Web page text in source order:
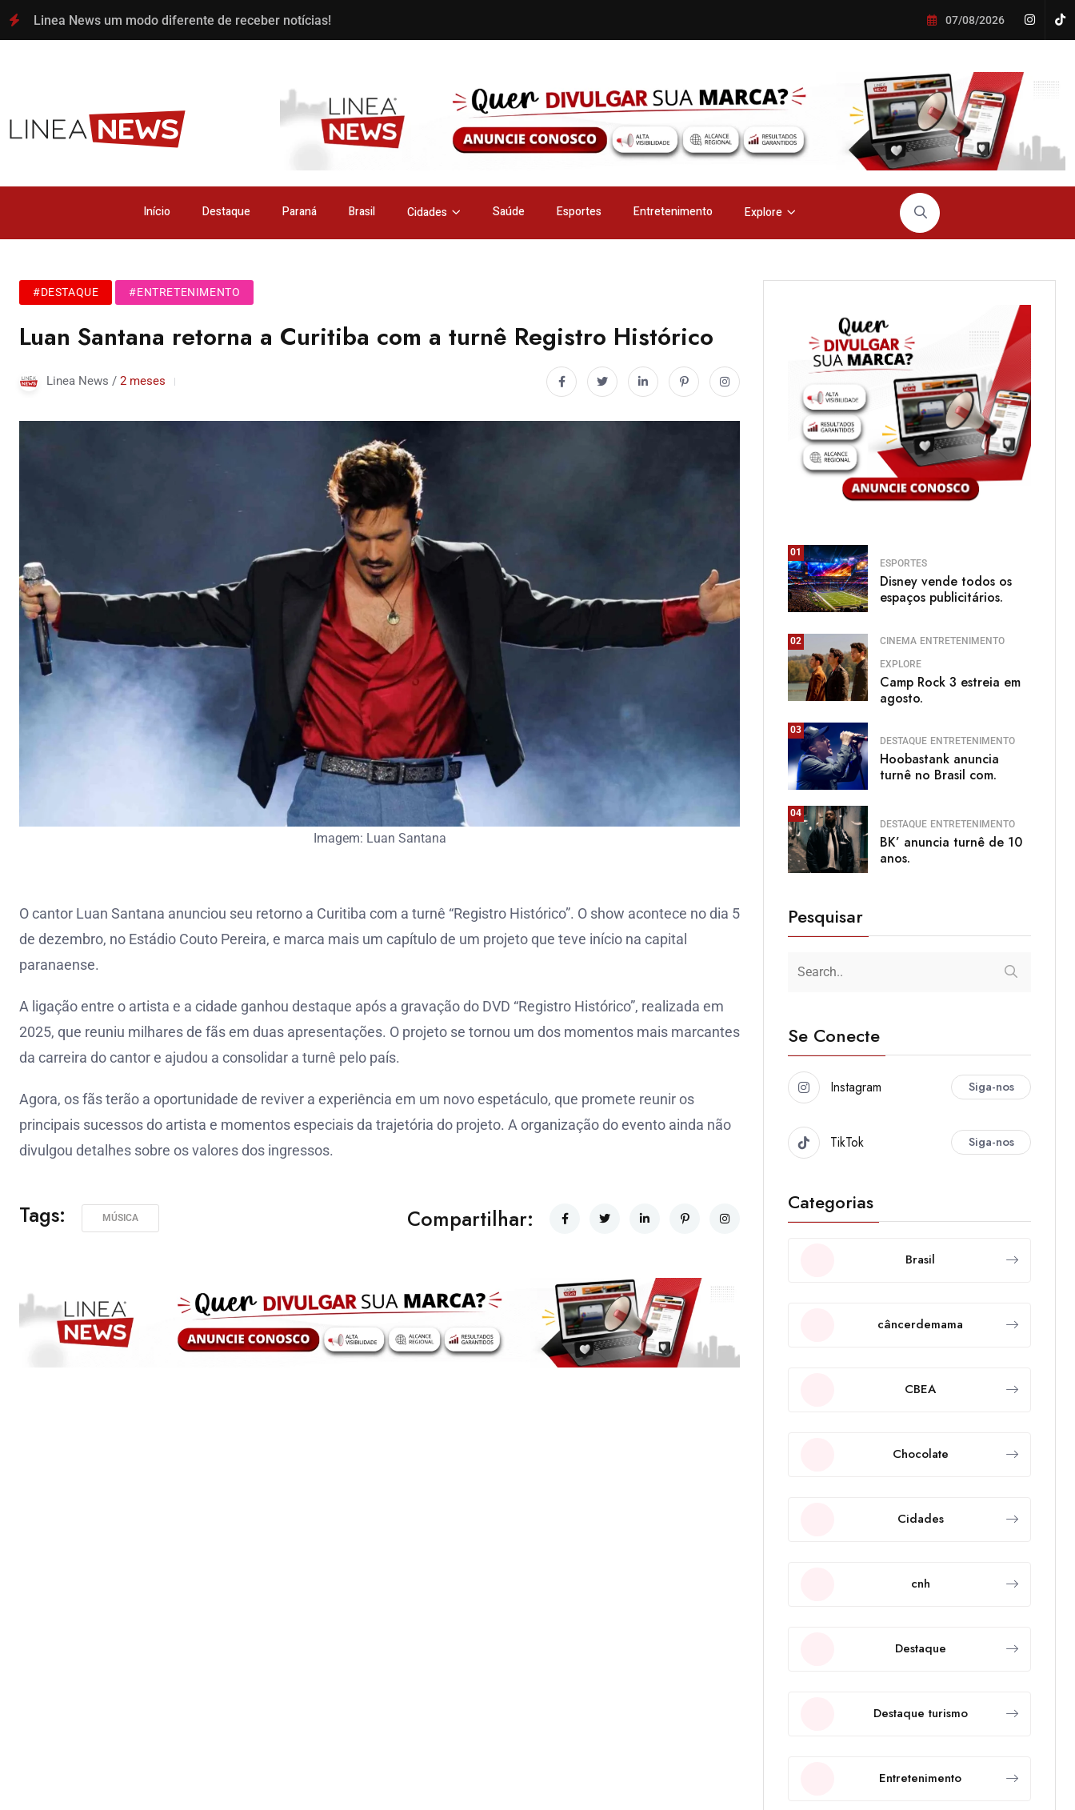
Linea News um modo diferente de receber notícias! 07/08/2026
Início Destaque Paraná Brasil Cidades Saúde Esportes Entretenimento Explore
#DESTAQUE #ENTRETENIMENTO
Luan Santana retorna a Curitiba com a turnê Registro Histórico
Linea News / 2 meses
Imagem: Luan Santana
O cantor Luan Santana anunciou seu retorno a Curitiba com a turnê “Registro Histórico”. O show acontece no dia 5
de dezembro, no Estádio Couto Pereira, e marca mais um capítulo de um projeto que teve início na capital
paranaense.
A ligação entre o artista e a cidade ganhou destaque após a gravação do DVD “Registro Histórico”, realizada em
2025, que reuniu milhares de fãs em duas apresentações. O projeto se tornou um dos momentos mais marcantes
da carreira do cantor e ajudou a consolidar a turnê pelo país.
Agora, os fãs terão a oportunidade de reviver a experiência em um novo espetáculo, que promete reunir os
principais sucessos do artista e momentos especiais da trajetória do projeto. A organização do evento ainda não
divulgou detalhes sobre os valores dos ingressos.
Tags: MÚSICA Compartilhar:
01
ESPORTES
Disney vende todos os
espaços publicitários.
02 CINEMA ENTRETENIMENTO
EXPLORE
Camp Rock 3 estreia em
agosto.
03
DESTAQUE ENTRETENIMENTO
Hoobastank anuncia
turnê no Brasil com.
04
DESTAQUE ENTRETENIMENTO
BK’ anuncia turnê de 10
anos.
Pesquisar
Se Conecte
Instagram Siga-nos
TikTok Siga-nos
Categorias
Brasil
câncerdemama
CBEA
Chocolate
Cidades
cnh
Destaque
Destaque turismo
Entretenimento